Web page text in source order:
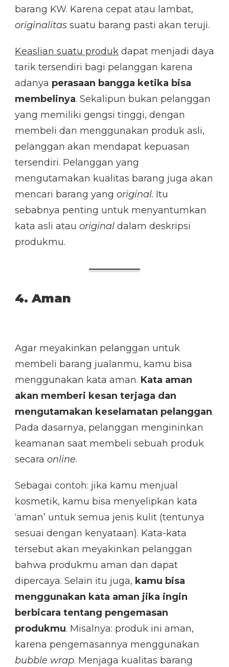
barang KW. Karena cepat atau lambat,
originalitas suatu barang pasti akan teruji.
Keaslian suatu produk dapat menjadi daya
tarik tersendiri bagi pelanggan karena
adanya perasaan bangga ketika bisa
membelinya. Sekalipun bukan pelanggan
yang memiliki gengsi tinggi, dengan
membeli dan menggunakan produk asli,
pelanggan akan mendapat kepuasan
tersendiri. Pelanggan yang
mengutamakan kualitas barang juga akan
mencari barang yang original. Itu
sebabnya penting untuk menyantumkan
kata asli atau original dalam deskripsi
produkmu.
4. Aman
Agar meyakinkan pelanggan untuk
membeli barang jualanmu, kamu bisa
menggunakan kata aman. Kata aman
akan memberi kesan terjaga dan
mengutamakan keselamatan pelanggan.
Pada dasarnya, pelanggan mengininkan
keamanan saat membeli sebuah produk
secara online.
Sebagai contoh: jika kamu menjual
kosmetik, kamu bisa menyelipkan kata
‘aman’ untuk semua jenis kulit (tentunya
sesuai dengan kenyataan). Kata-kata
tersebut akan meyakinkan pelanggan
bahwa produkmu aman dan dapat
dipercaya. Selain itu juga, kamu bisa
menggunakan kata aman jika ingin
berbicara tentang pengemasan
produkmu. Misalnya: produk ini aman,
karena pengemasannya menggunakan
bubble wrap. Menjaga kualitas barang